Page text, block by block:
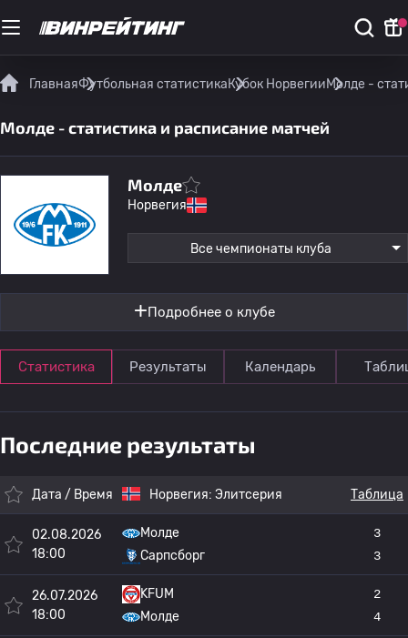
ГлавнаяФутбольная статистикаКубок НорвегииМолде -
Молде - статистика и расписание матчей
Молде
Норвегия
Все чемпионаты клуба
Подробнее о клубе
Статистика Результаты Календарь
Последние результаты
Дата / Время Норвегия: Элитсерия Таблица
02.08.2026
18:00
Молде
Сарпсборг
3
3
26.07.2026
18:00
KFUM
Молде
2
4